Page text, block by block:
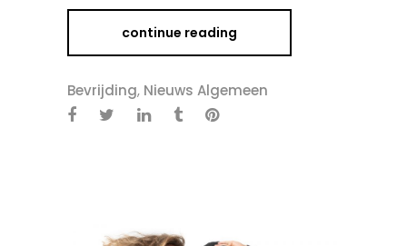
continue reading
Bevrijding, Nieuws Algemeen